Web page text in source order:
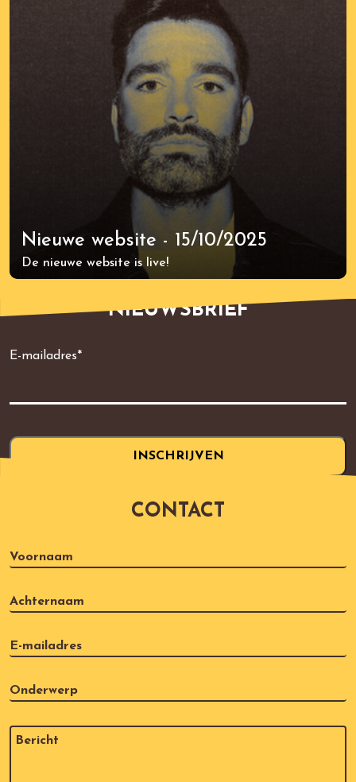
Nieuwe website - 15/10/2025
De nieuwe website is live!
NIEUWSBRIEF
E-mailadres*
CONTACT